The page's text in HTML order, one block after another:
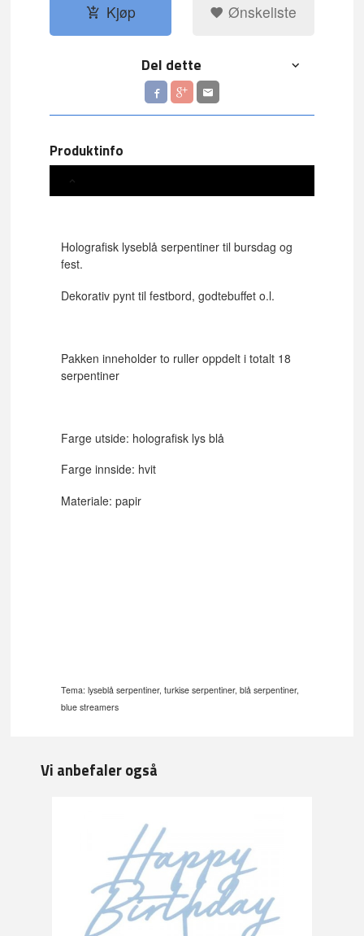
Kjøp Ønskeliste
Del dette
Produktinfo
Holografisk lyseblå serpentiner til bursdag og
fest.
Dekorativ pynt til festbord, godtebuffet o.l.
Pakken inneholder to ruller oppdelt i totalt 18
serpentiner
Farge utside: holografisk lys blå
Farge innside: hvit
Materiale: papir
Tema: lyseblå serpentiner, turkise serpentiner, blå serpentiner,
blue streamers
Vi anbefaler også